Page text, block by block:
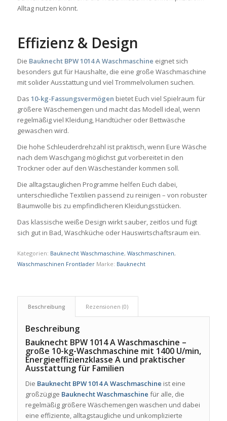
Alltag nutzen könnt.
Effizienz & Design
Die Bauknecht BPW 1014 A Waschmaschine eignet sich
besonders gut für Haushalte, die eine große Waschmaschine
mit solider Ausstattung und viel Trommelvolumen suchen.
Das 10-kg-Fassungsvermögen bietet Euch viel Spielraum für
größere Wäschemengen und macht das Modell ideal, wenn
regelmäßig viel Kleidung, Handtücher oder Bettwäsche
gewaschen wird.
Die hohe Schleuderdrehzahl ist praktisch, wenn Eure Wäsche
nach dem Waschgang möglichst gut vorbereitet in den
Trockner oder auf den Wäscheständer kommen soll.
Die alltagstauglichen Programme helfen Euch dabei,
unterschiedliche Textilien passend zu reinigen – von robuster
Baumwolle bis zu empfindlicheren Kleidungsstücken.
Das klassische weiße Design wirkt sauber, zeitlos und fügt
sich gut in Bad, Waschküche oder Hauswirtschaftsraum ein.
Kategorien: Bauknecht Waschmaschine, Waschmaschinen,
Waschmaschinen Frontlader Marke: Bauknecht
Beschreibung Rezensionen (0)
Beschreibung
Bauknecht BPW 1014 A Waschmaschine –
große 10-kg-Waschmaschine mit 1400 U/min,
Energieeffizienzklasse A und praktischer
Ausstattung für Familien
Die Bauknecht BPW 1014 A Waschmaschine ist eine
großzügige Bauknecht Waschmaschine für alle, die
regelmäßig größere Wäschemengen waschen und dabei
eine effiziente, alltagstaugliche und unkomplizierte